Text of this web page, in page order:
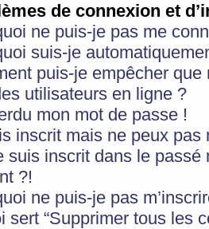
de connexion et
ne puis-je pas me
suis-je
puis-je empêcher
utilisateurs en ligne ?
mon mot de passe !
inscrit mais ne peux pas
suis inscrit dans le
?!
ne puis-je pas
sert “Supprimer tous les